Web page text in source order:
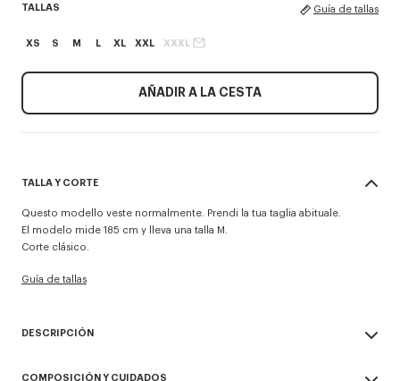
TALLAS Guía de tallas
XS S M L XL XXL XXXL
AÑADIR A LA CESTA
TALLA Y CORTE
Questo modello veste normalmente. Prendi la tua taglia abituale.
El modelo mide 185 cm y lleva una talla M.
Corte clásico.
Guía de tallas
DESCRIPCIÓN
COMPOSICIÓN Y CUIDADOS